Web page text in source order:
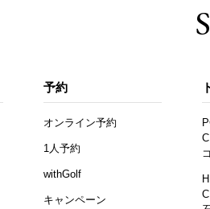
予約
オンライン予約
1人予約
withGolf
キャンペーン